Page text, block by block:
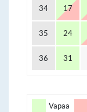
34 17
35 24
36 31
Vapaa